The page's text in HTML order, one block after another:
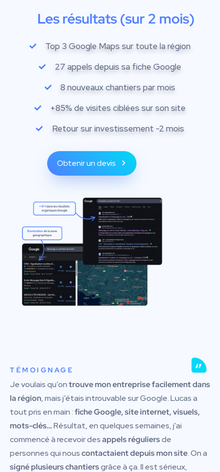
Les résultats (sur 2 mois)
Obtenir un devis
Top 3 Google Maps sur toute la région
27 appels depuis sa fiche Google
8 nouveaux chantiers par mois
+85% de visites ciblées sur son site
Retour sur investissement -2 mois
TÉMOIGNAGE
Je voulais qu’ontrouve mon entreprise facilement dans
la région, mais j’étais introuvable sur Google. Lucas a
tout pris en main :fiche Google, site internet, visuels,
mots-clés…Résultat, en quelques semaines, j’ai
commencé à recevoir desappels réguliersde
personnes qui nouscontactaient depuis mon site. On a
signé plusieurs chantiersgrâce à ça. Il est sérieux,